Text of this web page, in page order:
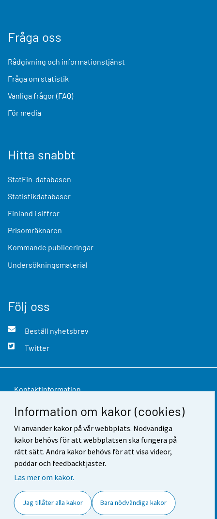
Information om kakor (cookies)
Vi använder kakor på vår webbplats. Nödvändiga
kakor behövs för att webbplatsen ska fungera på
rätt sätt. Andra kakor behövs för att visa videor,
poddar och feedbacktjäster.
Läs mer om kakor.
Jag tillåter alla kakor Bara nödvändiga kakor
Fråga oss
Rådgivning och informationstjänst
Fråga om statistik
Vanliga frågor (FAQ)
För media
Hitta snabbt
StatFin-databasen
Statistikdatabaser
Finland i siffror
Prisomräknaren
Kommande publiceringar
Undersökningsmaterial
Följ oss
Beställ nyhetsbrev
Twitter
Kontaktinformation
Respons
Användarvillkor
Dataskydd
Tillgänglighet
Cookie-inställningar